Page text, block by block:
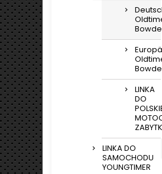
LINKA
DO
LINKA DO
SAMOCHODU
YOUNGTIMER